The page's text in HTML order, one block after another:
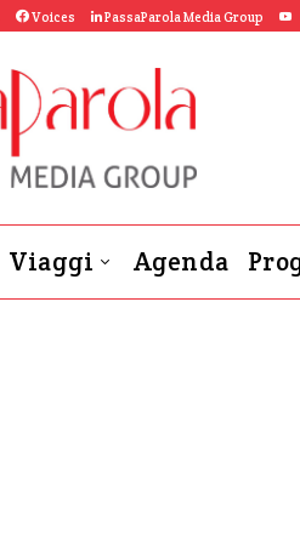
Voices PassaParola Media Group
Viaggi Agenda